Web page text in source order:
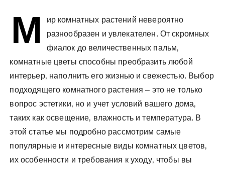
М
ир комнатных растений невероятно
разнообразен и увлекателен. От скромных
фиалок до величественных пальм‚
комнатные цветы способны преобразить любой
интерьер‚ наполнить его жизнью и свежестью. Выбор
подходящего комнатного растения – это не только
вопрос эстетики‚ но и учет условий вашего дома‚
таких как освещение‚ влажность и температура. В
этой статье мы подробно рассмотрим самые
популярные и интересные виды комнатных цветов‚
их особенности и требования к уходу‚ чтобы вы